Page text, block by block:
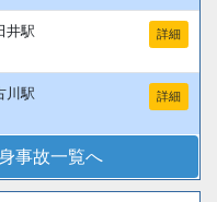
井駅 詳細
川駅 詳細
事故一覧へ